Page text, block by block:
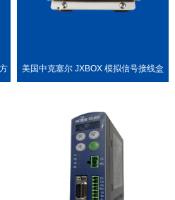
美国中克塞尔 JXBOX 模拟信号接线盒